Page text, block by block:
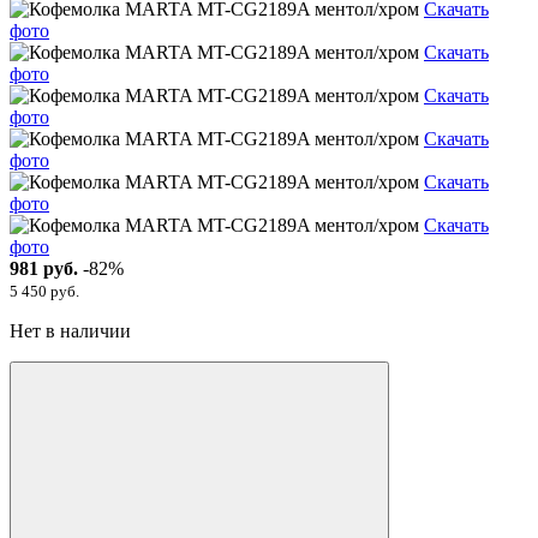
Скачать
фото
Скачать
фото
Скачать
фото
Скачать
фото
Скачать
фото
Скачать
фото
981 руб. -82%
5 450 руб.
Нет в наличии